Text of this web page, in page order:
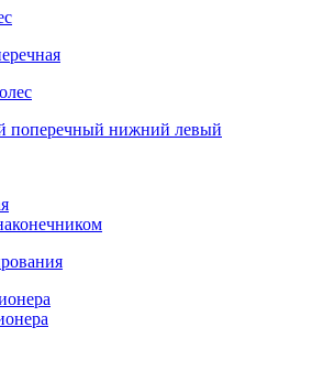
поперечный нижний левый